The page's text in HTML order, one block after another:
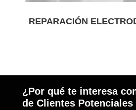
REPARACIÓN
¿Por qué te interesa
de Clientes Potenciales